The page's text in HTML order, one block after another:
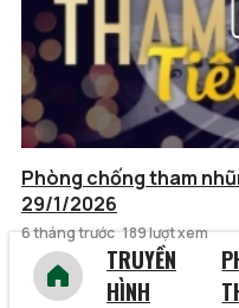
Phòng chống tham
29/1/2026
6 tháng trước 189 lượt xem
TRUYỀN
HÌNH